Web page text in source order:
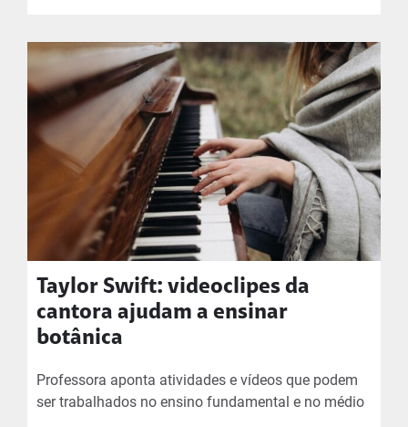
Taylor Swift: videoclipes da
cantora ajudam a ensinar
botânica
Professora aponta atividades e vídeos que podem
ser trabalhados no ensino fundamental e no médio